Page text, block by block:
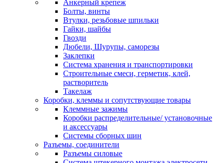
Анкерный крепеж
Болты, винты
Втулки, резьбовые шпильки
Гайки, шайбы
Гвозди
Дюбели, Шурупы, саморезы
Заклепки
Система хранения и транспортировки
Строительные смеси, герметик, клей,
растворитель
Такелаж
Коробки, клеммы и сопутствующие товары
Клеммные зажимы
Коробки распределительные/ установочные
и аксессуары
Системы сборных шин
Разъемы, соединители
Разъемы силовые